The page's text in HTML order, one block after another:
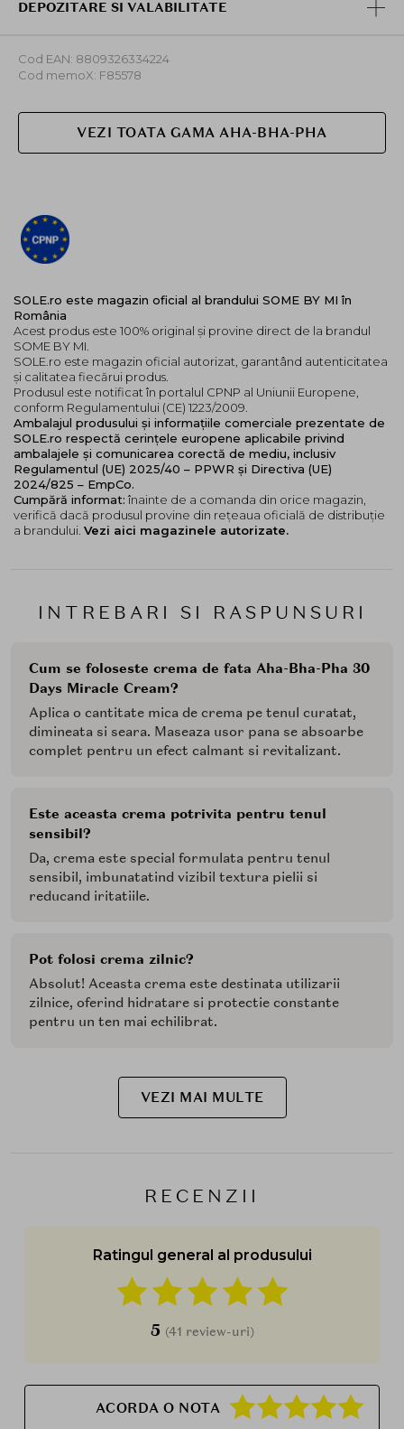
INTREBARI SI RASPUNSURI
Cum se foloseste crema de fata Aha-Bha-Pha 30
Days Miracle Cream?
Aplica o cantitate mica de crema pe tenul curatat,
dimineata si seara. Maseaza usor pana se absoarbe
complet pentru un efect calmant si revitalizant.
Este aceasta crema potrivita pentru tenul
sensibil?
Da, crema este special formulata pentru tenul
sensibil, imbunatatind vizibil textura pielii si
reducand iritatiile.
Pot folosi crema zilnic?
Absolut! Aceasta crema este destinata utilizarii
zilnice, oferind hidratare si protectie constante
pentru un ten mai echilibrat.
VEZI MAI MULTE
DEPOZITARE SI VALABILITATE
Cod EAN: 8809326334224
Cod memoX: F85578
VEZI TOATA GAMA AHA-BHA-PHA
SOLE.ro este magazin oficial al brandului SOME BY MI în
România
Acest produs este 100% original și provine direct de la brandul
SOME BY MI.
SOLE.ro este magazin oficial autorizat, garantând autenticitatea
și calitatea fiecărui produs.
Produsul este notificat în portalul CPNP al Uniunii Europene,
conform Regulamentului (CE) 1223/2009.
Ambalajul produsului și informațiile comerciale prezentate de
SOLE.ro respectă cerințele europene aplicabile privind
ambalajele și comunicarea corectă de mediu, inclusiv
Regulamentul (UE) 2025/40 – PPWR și Directiva (UE)
2024/825 – EmpCo.
Cumpără informat: înainte de a comanda din orice magazin,
verifică dacă produsul provine din rețeaua oficială de distribuție
a brandului. Vezi aici magazinele autorizate.
RECENZII
Ratingul general al produsului
5 (41 review-uri)
ACORDA O NOTA